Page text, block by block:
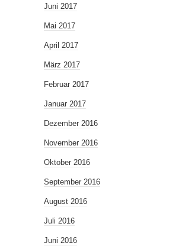
Juni 2017
Mai 2017
April 2017
März 2017
Februar 2017
Januar 2017
Dezember 2016
November 2016
Oktober 2016
September 2016
August 2016
Juli 2016
Juni 2016